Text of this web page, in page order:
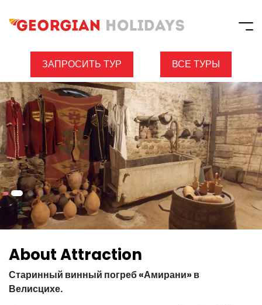
ЗАПРОСИТЬ ТУР ВСЕ ТУРЫ
About Attraction
Старинный винный погреб «Амирани» в
Велисцихе.